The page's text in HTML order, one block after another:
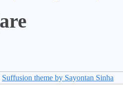
Suffusion theme by Sayontan Sinha